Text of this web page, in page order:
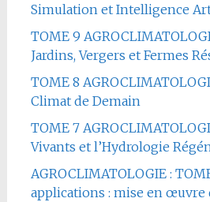
Simulation et Intelligence
TOME 9
Jardins, Vergers et Fermes
TOME 8
Climat de Demain
TOME 7
Vivants et l’Hydrologie
AGROCLIMATOLOGIE :
applications : mise en œuvre